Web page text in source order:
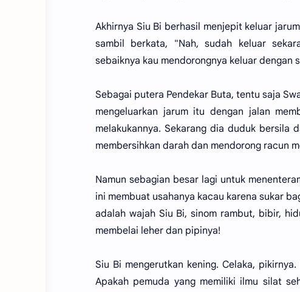
Akhirnya Siu Bi berhasil menjepit keluar
sambil berkata, "Nah, sudah keluar
sebaiknya kau mendorongnya keluar dengan
Sebagai putera Pendekar Buta, tentu saja
mengeluarkan jarum itu dengan jalan
melakukannya. Sekarang dia duduk bersila
membersihkan darah dan mendorong racun
Namun sebagian besar lagi untuk
ini membuat usahanya kacau karena sukar
adalah wajah Siu Bi, sinom rambut, bibir,
membelai leher dan pipinya!
Siu Bi mengerutkan kening. Celaka,
Apakah pemuda yang memiliki ilmu silat